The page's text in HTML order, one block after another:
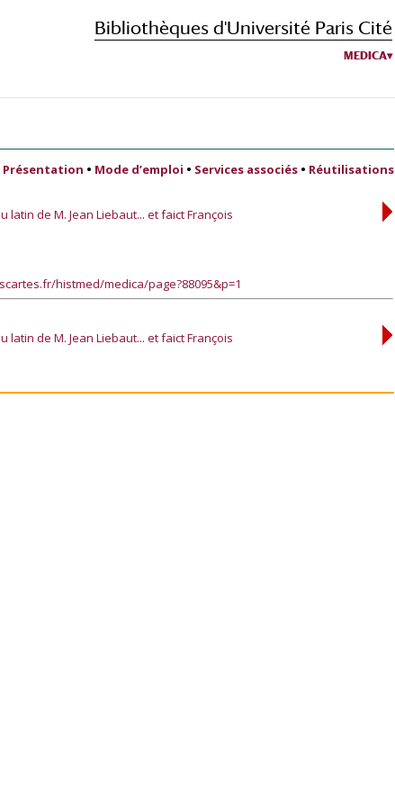
Bibliothèques d'Université Paris Cité
MEDICA
Présentation • Mode d’emploi • Services associés • Réutilisations
de M. Jean Liebaut... et faict François
histmed/medica/page?88095&p=1
de M. Jean Liebaut... et faict François